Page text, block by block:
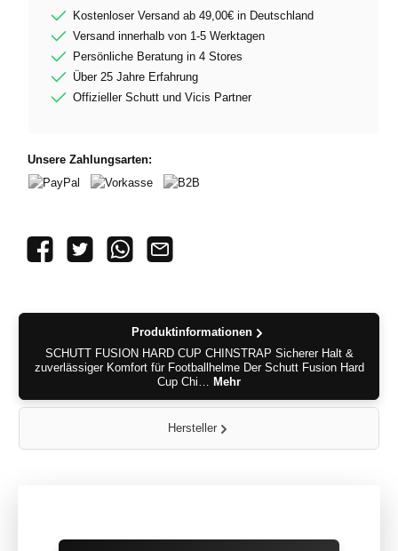
Kostenloser Versand ab 49,00€ in Deutschland
Versand innerhalb von 1-5 Werktagen
Persönliche Beratung in 4 Stores
Über 25 Jahre Erfahrung
Offizieller Schutt und Vicis Partner
Unsere Zahlungsarten:
Produktinformationen
SCHUTT FUSION HARD CUP CHINSTRAP Sicherer Halt &
zuverlässiger Komfort für Footballhelme Der Schutt Fusion Hard
Cup Chi… Mehr
Hersteller
Produktgalerie überspringen